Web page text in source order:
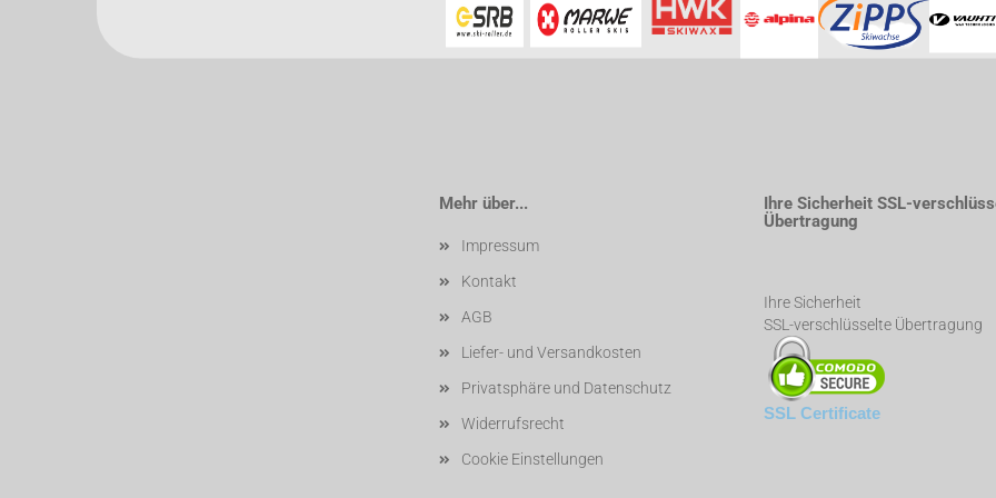
Mehr über...
Impressum
Kontakt
AGB
Liefer- und Versandkosten
Privatsphäre und Datenschutz
Widerrufsrecht
Cookie Einstellungen
Ihre Sicherheit SSL-
Übertragung
Ihre Sicherheit
SSL-verschlüsselte Übertragung
SSL Certificate